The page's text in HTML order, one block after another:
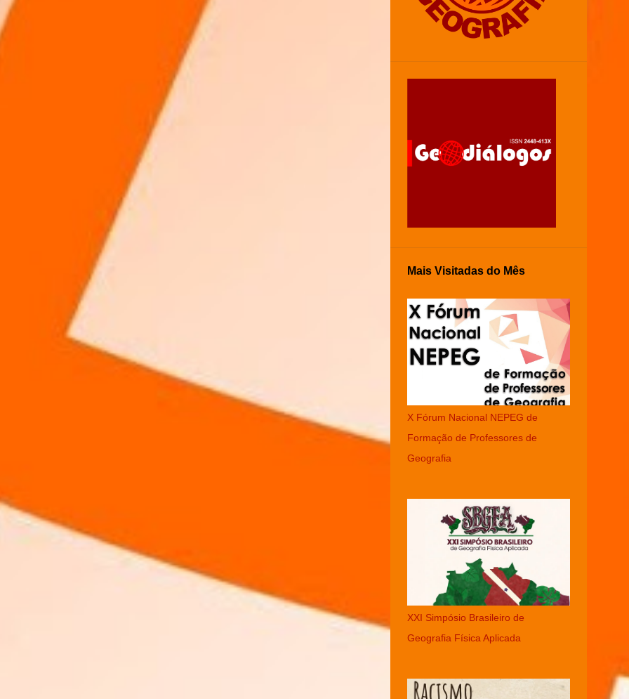
Mais Visitadas do Mês
X Fórum Nacional NEPEG de
Formação de Professores de
Geografia
XXI Simpósio Brasileiro de
Geografia Física Aplicada